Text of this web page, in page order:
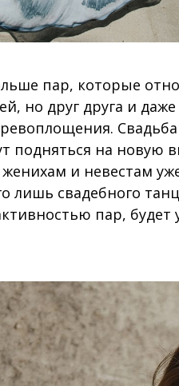
пар, которые
но друг друга и
подняться на новую
и невестам
лишь свадебного
пар, будет